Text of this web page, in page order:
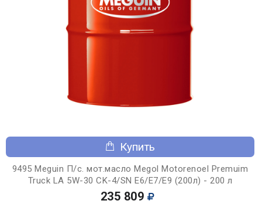
Купить
9495 Meguin П/с. мот.масло Megol Motorenoel Premuim
Truck LA 5W-30 CK-4/SN E6/E7/E9 (200л) - 200 л
235 809